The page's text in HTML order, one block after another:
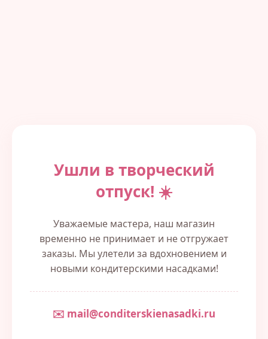
Ушли в творческий
отпуск! ☀️
Уважаемые мастера, наш магазин
временно не принимает и не отгружает
заказы. Мы улетели за вдохновением и
новыми кондитерскими насадками!
✉️ mail@conditerskienasadki.ru